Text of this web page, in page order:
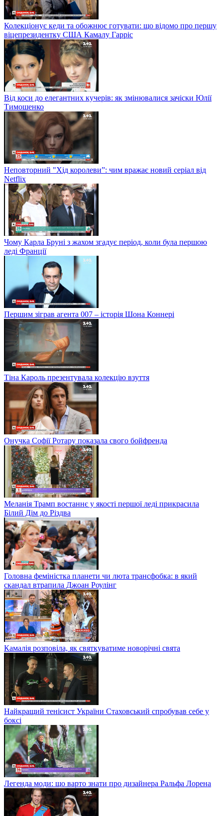
Колекціонує кеди та обожнює готувати: що відомо про першу
віцепрезидентку США Камалу Гарріс
Від коси до елегантних кучерів: як змінювалися зачіски Юлії
Тимошенко
Неповторний "Хід королеви”: чим вражає новий серіал від
Netflix
Чому Карла Бруні з жахом згадує період, коли була першою
леді Франції
Першим зіграв агента 007 – історія Шона Коннері
Тіна Кароль презентувала колекцію взуття
Онучка Софії Ротару показала свого бойфренда
Меланія Трамп востаннє у якості першої леді прикрасила
Білий Дім до Різдва
Головна феміністка планети чи люта трансфобка: в який
скандал втрапила Джоан Роулінг
Камалія розповіла, як святкуватиме новорічні свята
Найкращий тенісист України Стаховський спробував себе у
боксі
Легенда моди: що варто знати про дизайнера Ральфа Лорена